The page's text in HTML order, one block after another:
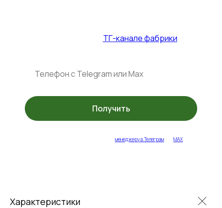
ТГ-канале фабрики
Получить
менеджеру в Телеграм MAX
Характеристики